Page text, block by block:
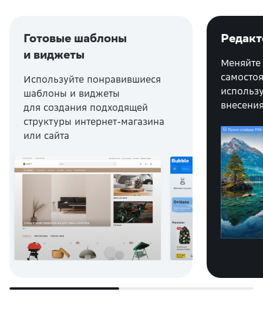
Готовые шаблоны
и виджеты
Используйте понравившиеся
шаблоны и виджеты
для создания подходящей
структуры интернет-магазина
или сайта